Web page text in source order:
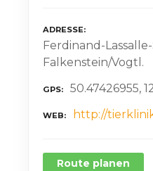
ADRESSE
Ferdinand-Lassalle-
Falkenstein/Vogtl.
GPS 50.47426955,
WEB http://
Route planen